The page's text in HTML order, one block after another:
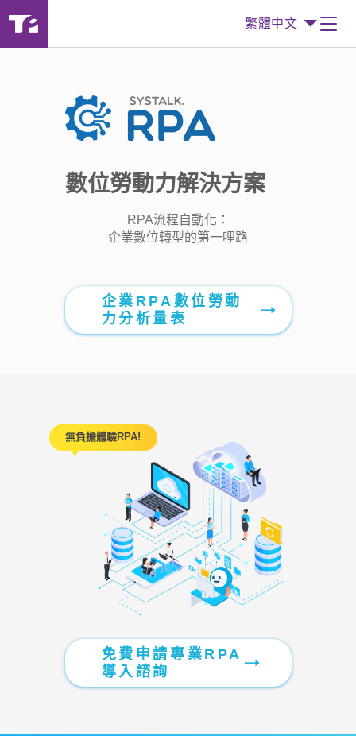
繁體中文
數位勞動力解決方案
RPA流程自動化：
企業數位轉型的第一哩路
企業RPA數位勞動
力分析量表
無負擔體驗RPA!
免費申請專業RPA
導入諮詢